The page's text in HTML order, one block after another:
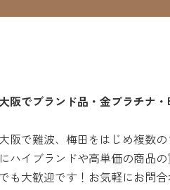
阪でブランド品・金プラチナ
大阪で難波、梅田をはじめ複数
にハイブランドや高単価の商品
でも大歓迎です！お気軽にお問